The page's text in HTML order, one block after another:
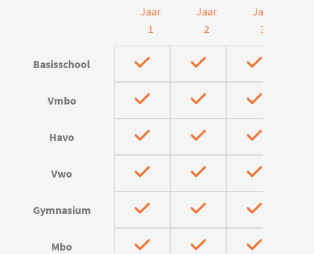
Jaar
1
Jaar
2
Jaar
3
Basisschool
Vmbo
Havo
Vwo
Gymnasium
Mbo